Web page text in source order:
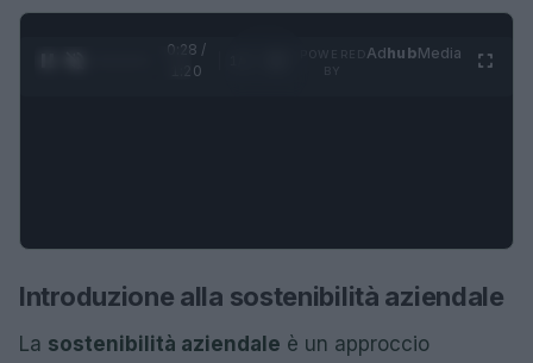
0:28 /
1:20
AdhubMedia
Introduzione alla sostenibilità aziendale
La sostenibilità aziendale è un approccio